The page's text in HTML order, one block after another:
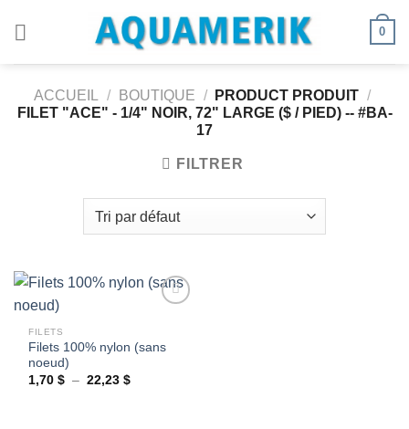
0
ACCUEIL / BOUTIQUE / PRODUCT PRODUIT /
FILET "ACE" - 1/4" NOIR, 72" LARGE ($ / PIED) -- #BA-
17
FILTRER
Ajouter
FILETS
Filets 100% nylon (sans
noeud)
1,70$ – 22,23$Plage